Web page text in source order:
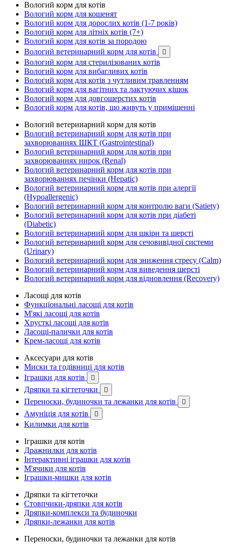
Вологий корм для котів
Вологий корм для кошенят
Вологий корм для дорослих котів (1-7 років)
Вологий корм для літніх котів (7+)
Вологий корм для котів за породою
Вологий ветеринарний корм для котів

Вологий корм для стерилізованих котів
Вологий корм для вибагливих котів
Вологий корм для котів з чутливим травленням
Вологий корм для вагітних та лактуючих кішок
Вологий корм для довгошерстих котів
Вологий корм для котів, що живуть у приміщенні
Вологий ветеринарний корм для котів
Вологий ветеринарний корм для котів при
захворюваннях ШКТ (Gastrointestinal)
Вологий ветеринарний корм для котів при
захворюваннях нирок (Renal)
Вологий ветеринарний корм для котів при
захворюваннях печінки (Hepatic)
Вологий ветеринарний корм для котів при алергії
(Hypoallergenic)
Вологий ветеринарний корм для контролю ваги (Satiety)
Вологий ветеринарний корм для котів при діабеті
(Diabetic)
Вологий ветеринарний корм для шкіри та шерсті
Вологий ветеринарний корм для сечовивідної системи
(Urinary)
Вологий ветеринарний корм для зниження стресу (Calm)
Вологий ветеринарний корм для виведення шерсті
Вологий ветеринарний корм для відновлення (Recovery)
Ласощі для котів
Функціональні ласощі для котів
М'які ласощі для котів
Хрусткі ласощі для котів
Ласощі-палички для котів
Крем-ласощі для котів
Аксесуари для котів
Миски та годівниці для котів
Іграшки для котів

Дряпки та кігтеточки 
Переноски, будиночки та лежанки для котів 
Амуніція для котів 
Килимки для котів
Іграшки для котів
Дражнилки для котів
Інтерактивні іграшки для котів
М'ячики для котів
Іграшки-мишки для котів
Дряпки та кігтеточки
Стовпчики-дряпки для котів
Дряпки-комплекси та будиночки
Дряпки-лежанки для котів
Переноски, будиночки та лежанки для котів